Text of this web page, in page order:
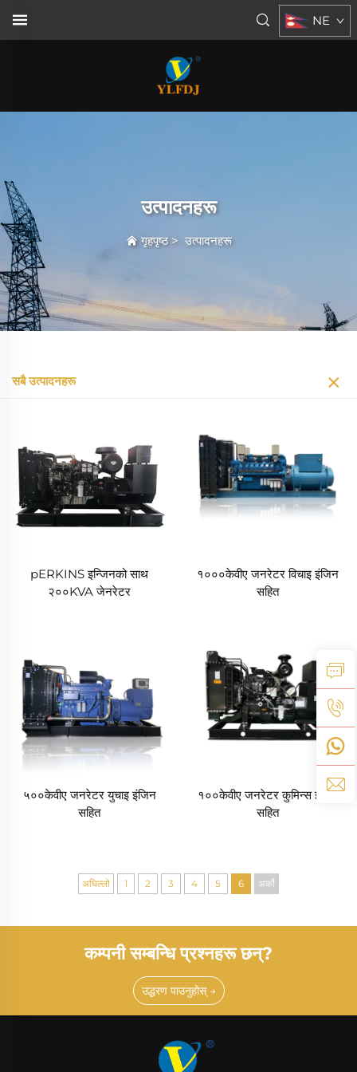
NE
उत्पादनहरू
गृहपृष्ठ> उत्पादनहरू
सबै उत्पादनहरू
pERKINS इन्जिनको साथ
२००KVA जेनरेटर
१०००केवीए जनरेटर विचाइ इंजिन
सहित
५००केवीए जनरेटर युचाइ इंजिन
सहित
१००केवीए जनरेटर कुमिन्स इंजिन
सहित
अघिल्लो 1 2 3 4 5 6 अर्को
कम्पनी सम्बन्धि प्रश्नहरू छन्?
उद्धरण पाउनुहोस् →